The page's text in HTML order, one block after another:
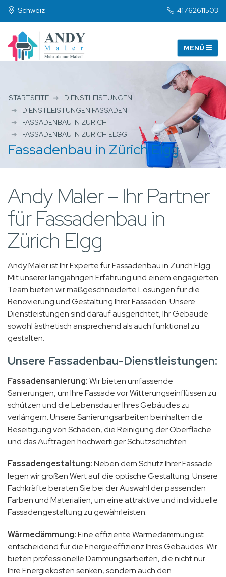
Schweiz 41762611503
STARTSEITE
DIENSTLEISTUNGEN
DIENSTLEISTUNGEN FASSADEN
FASSADENBAU IN ZÜRICH
FASSADENBAU IN ZÜRICH ELGG
Fassadenbau in Zürich Elgg
Andy Maler – Ihr Partner
für Fassadenbau in
Zürich Elgg
Andy Maler ist Ihr Experte für Fassadenbau in Zürich Elgg.
Mit unserer langjährigen Erfahrung und einem engagierten
Team bieten wir maßgeschneiderte Lösungen für die
Renovierung und Gestaltung Ihrer Fassaden. Unsere
Dienstleistungen sind darauf ausgerichtet, Ihr Gebäude
sowohl ästhetisch ansprechend als auch funktional zu
gestalten.
Unsere Fassadenbau-Dienstleistungen:
Fassadensanierung:Wir bieten umfassende
Sanierungen, um Ihre Fassade vor Witterungseinflüssen zu
schützen und die Lebensdauer Ihres Gebäudes zu
verlängern. Unsere Sanierungsarbeiten beinhalten die
Beseitigung von Schäden, die Reinigung der Oberfläche
und das Auftragen hochwertiger Schutzschichten.
Fassadengestaltung:Neben dem Schutz Ihrer Fassade
legen wir großen Wert auf die optische Gestaltung. Unsere
Fachkräfte beraten Sie bei der Auswahl der passenden
Farben und Materialien, um eine attraktive und individuelle
Fassadengestaltung zu gewährleisten.
Wärmedämmung:Eine effiziente Wärmedämmung ist
entscheidend für die Energieeffizienz Ihres Gebäudes. Wir
bieten professionelle Dämmungsarbeiten, die nicht nur
Ihre Energiekosten senken, sondern auch den